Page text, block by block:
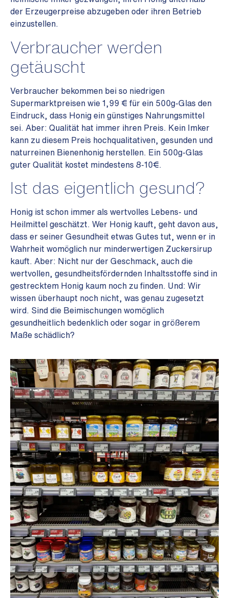
der Erzeugerpreise abzugeben oder ihren Betrieb
einzustellen.
Verbraucher werden
getäuscht
Verbraucher bekommen bei so niedrigen
Supermarktpreisen wie 1,99 € für ein 500g-Glas den
Eindruck, dass Honig ein günstiges Nahrungsmittel
sei. Aber: Qualität hat immer ihren Preis. Kein Imker
kann zu diesem Preis hochqualitativen, gesunden und
naturreinen Bienenhonig herstellen. Ein 500g-Glas
guter Qualität kostet mindestens 8-10€.
Ist das eigentlich gesund?
Honig ist schon immer als wertvolles Lebens- und
Heilmittel geschätzt. Wer Honig kauft, geht davon aus,
dass er seiner Gesundheit etwas Gutes tut, wenn er in
Wahrheit womöglich nur minderwertigen Zuckersirup
kauft. Aber: Nicht nur der Geschmack, auch die
wertvollen, gesundheitsfördernden Inhaltsstoffe sind in
gestrecktem Honig kaum noch zu finden. Und: Wir
wissen überhaupt noch nicht, was genau zugesetzt
wird. Sind die Beimischungen womöglich
gesundheitlich bedenklich oder sogar in größerem
Maße schädlich?